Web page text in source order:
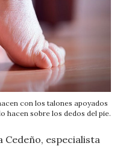
con los talones apoyados
hacen sobre los dedos del pie.
especialista